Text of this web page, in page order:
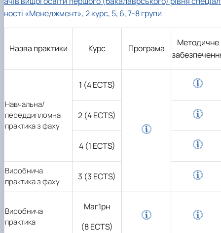
ності «Менеджмент», 2 курс, 5, 6, 7-8 групи
Назва практики Курс Програма
Методичне
Навчальна/
переддипломна
практика з фаху
1 (4 ECTS)
2 (4 ECTS)
4 (1 ECTS)
Виробнича
практика з фаху
3 (3 ECTS)
Виробнича
практика
Маг1рн
(8 ECTS)